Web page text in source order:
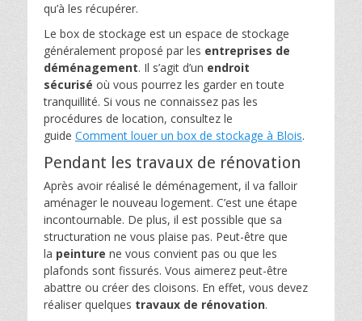
qu’à les récupérer.
Le box de stockage est un espace de stockage
généralement proposé par les entreprises de
déménagement. Il s’agit d’un endroit
sécurisé où vous pourrez les garder en toute
tranquillité. Si vous ne connaissez pas les
procédures de location, consultez le
guide Comment louer un box de stockage à Blois.
Pendant les travaux de rénovation
Après avoir réalisé le déménagement, il va falloir
aménager le nouveau logement. C’est une étape
incontournable. De plus, il est possible que sa
structuration ne vous plaise pas. Peut-être que
la peinture ne vous convient pas ou que les
plafonds sont fissurés. Vous aimerez peut-être
abattre ou créer des cloisons. En effet, vous devez
réaliser quelques travaux de rénovation.